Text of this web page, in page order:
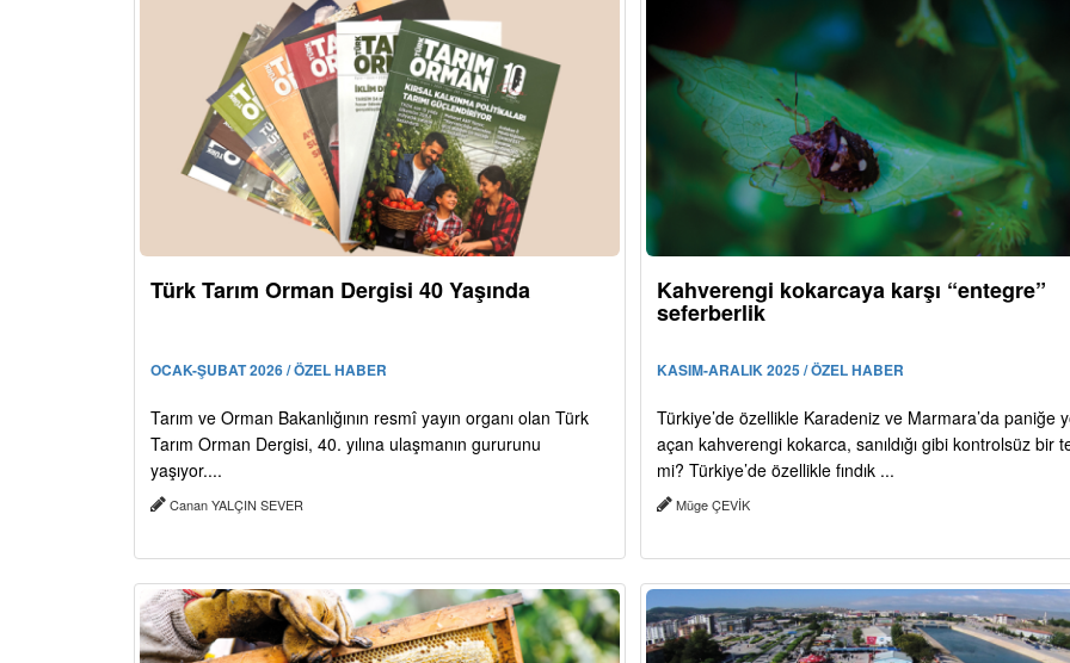
Türk Tarım Orman Dergisi 40 Yaşında
OCAK-ŞUBAT 2026 / ÖZEL HABER
Tarım ve Orman Bakanlığının resmî yayın organı olan Türk
Tarım Orman Dergisi, 40. yılına ulaşmanın gururunu
yaşıyor....
Canan YALÇIN SEVER
Kahverengi kokarcaya karşı “entegre”
seferberlik
KASIM-ARALIK 2025 / ÖZEL HABER
Türkiye’de özellikle Karadeniz ve Marmara’da paniğe
açan kahverengi kokarca, sanıldığı gibi kontrolsüz bir
mi? Türkiye’de özellikle fındık ...
Müge ÇEVİK